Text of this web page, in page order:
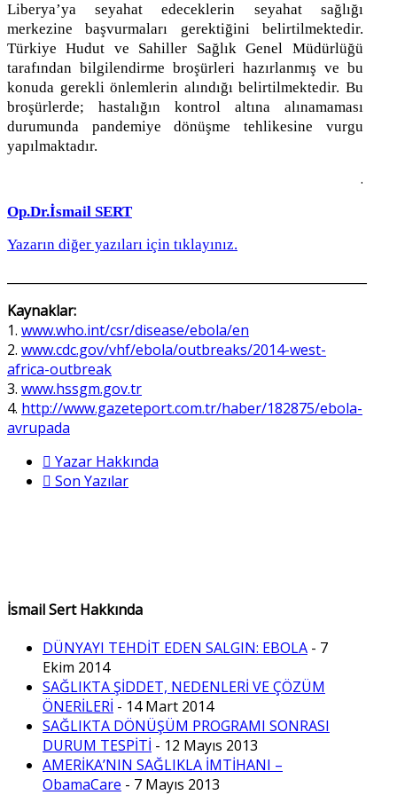
Liberya’ya seyahat edeceklerin seyahat sağlığı
merkezine başvurmaları gerektiğini belirtilmektedir.
Türkiye Hudut ve Sahiller Sağlık Genel Müdürlüğü
tarafından bilgilendirme broşürleri hazırlanmış ve bu
konuda gerekli önlemlerin alındığı belirtilmektedir. Bu
broşürlerde; hastalığın kontrol altına alınamaması
durumunda pandemiye dönüşme tehlikesine vurgu
yapılmaktadır.
.
Op.Dr.İsmail SERT
Yazarın diğer yazıları için tıklayınız.
Kaynaklar:
1. www.who.int/csr/disease/ebola/en
2. www.cdc.gov/vhf/ebola/outbreaks/2014-west-
africa-outbreak
3. www.hssgm.gov.tr
4. http://www.gazeteport.com.tr/haber/182875/ebola-
avrupada
Yazar Hakkında
Son Yazılar
İsmail Sert Hakkında
DÜNYAYI TEHDİT EDEN SALGIN: EBOLA - 7
Ekim 2014
SAĞLIKTA ŞİDDET, NEDENLERİ VE ÇÖZÜM
ÖNERİLERİ - 14 Mart 2014
SAĞLIKTA DÖNÜŞÜM PROGRAMI SONRASI
DURUM TESPİTİ - 12 Mayıs 2013
AMERİKA’NIN SAĞLIKLA İMTİHANI –
ObamaCare - 7 Mayıs 2013